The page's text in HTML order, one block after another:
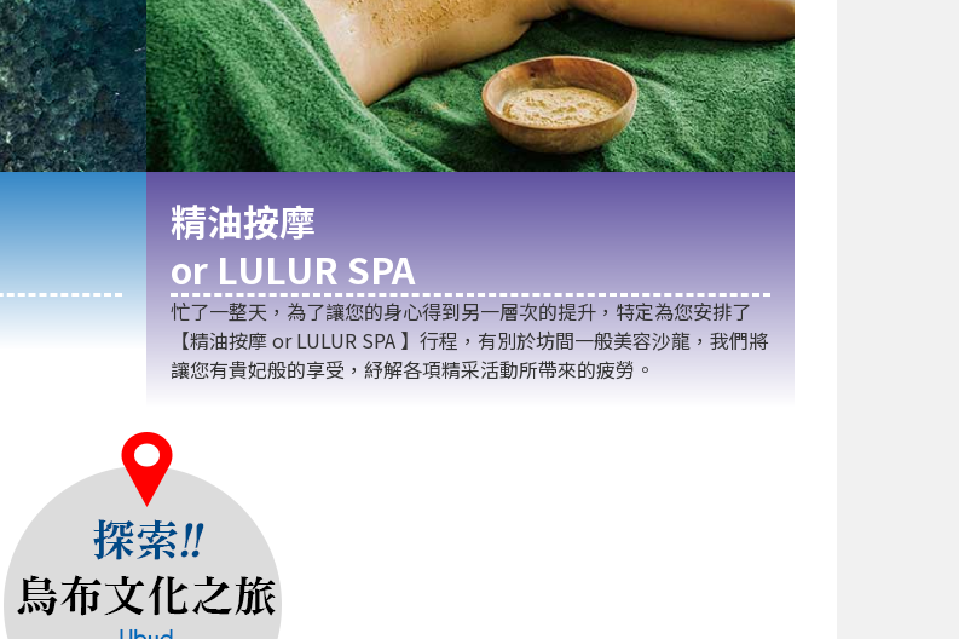
精油按摩
or LULUR SPA
忙了一整天，為了讓您的身心得到另一層次的提升，特定為您安排了
【精油按摩 or LULUR SPA 】行程，有別於坊間一般美容沙龍，我們將
讓您有貴妃般的享受，紓解各項精采活動所帶來的疲勞。